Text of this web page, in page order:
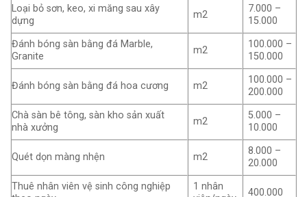
Loại bỏ sơn, keo, xi măng sau xây
dựng
m2
7.000 –
15.000
Đánh bóng sàn bằng đá Marble,
Granite
m2
100.000 –
150.000
Đánh bóng sàn bằng đá hoa cương m2
100.000 –
200.000
Chà sàn bê tông, sàn kho sản xuất
nhà xưởng
m2
5.000 –
10.000
Quét dọn màng nhện m2
8.000 –
20.000
Thuê nhân viên vệ sinh công nghiệp
1 nhân
400.000